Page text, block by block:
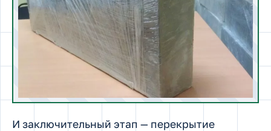
И заключительный этап — перекрытие